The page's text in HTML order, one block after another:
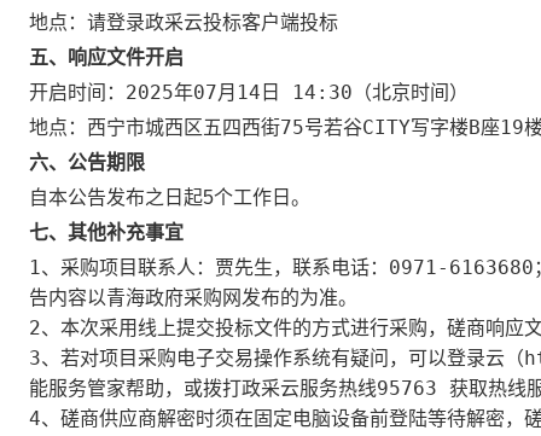
地点： 请登录政采云投标客户端投标
五、响应文件开启
开启时间： 2025年07月14日 14:30 （北京时间）
地点： 西宁市城西区五四西街75号若谷CITY写字楼B座19
六、公告期限
自本公告发布之日起5个工作日。
七、其他补充事宜
1、采购项目联系人：贾先生，联系电话：0971-
告内容以青海政府采购网发布的为准。
2、本次采用线上提交投标文件的方式进行采购，磋商响应
3、若对项目采购电子交易操作系统有疑问，可以登录云
能服务管家帮助，或拨打政采云服务热线95763 获取热线
4、磋商供应商解密时须在固定电脑设备前登陆等待解密，